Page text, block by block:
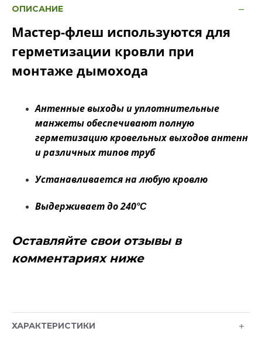
ОПИСАНИЕ
Мастер-флеш используются для
герметизации кровли при
монтаже дымохода
Антенные выходы и уплотнительные
манжеты обеспечивают полную
герметизацию кровельных выходов антенн
и различных типов труб
Устанавливается на любую кровлю
Выдерживает до 240°С
Оставляйте свои отзывы в
комментариях ниже
ХАРАКТЕРИСТИКИ